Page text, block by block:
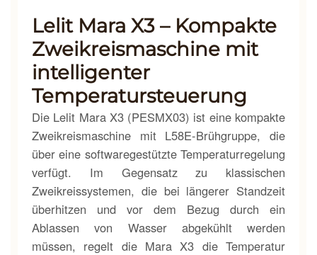
Lelit Mara X3 – Kompakte
Zweikreismaschine mit
intelligenter
Temperatursteuerung
Die Lelit Mara X3 (PESMX03) ist eine kompakte
Zweikreismaschine mit L58E-Brühgruppe, die
über eine softwaregestützte Temperaturregelung
verfügt. Im Gegensatz zu klassischen
Zweikreissystemen, die bei längerer Standzeit
überhitzen und vor dem Bezug durch ein
Ablassen von Wasser abgekühlt werden
müssen, regelt die Mara X3 die Temperatur